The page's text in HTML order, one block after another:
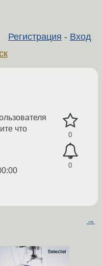
Регистрация - Вход
0
0
что
→